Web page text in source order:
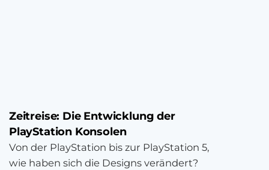
Zeitreise: Die Entwicklung der
PlayStation Konsolen
Von der PlayStation bis zur PlayStation 5,
wie haben sich die Designs verändert?